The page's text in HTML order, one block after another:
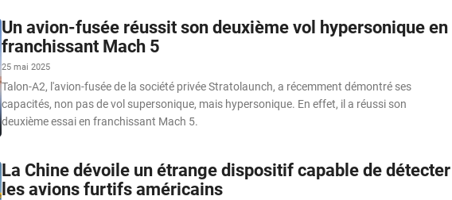
Un avion-fusée réussit son deuxième vol hypersonique en
franchissant Mach 5
25 mai 2025
Talon-A2, l'avion-fusée de la société privée Stratolaunch, a récemment démontré ses
capacités, non pas de vol supersonique, mais hypersonique. En effet, il a réussi son
deuxième essai en franchissant Mach 5.
La Chine dévoile un étrange dispositif capable de détecter
les avions furtifs américains